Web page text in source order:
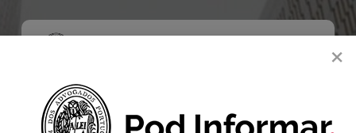
main
Menu×